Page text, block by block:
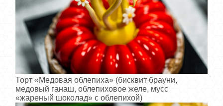
Торт «Медовая облепиха» (бисквит брауни,
медовый ганаш, облепиховое желе, мусс
«жареный шоколад» с облепихой)